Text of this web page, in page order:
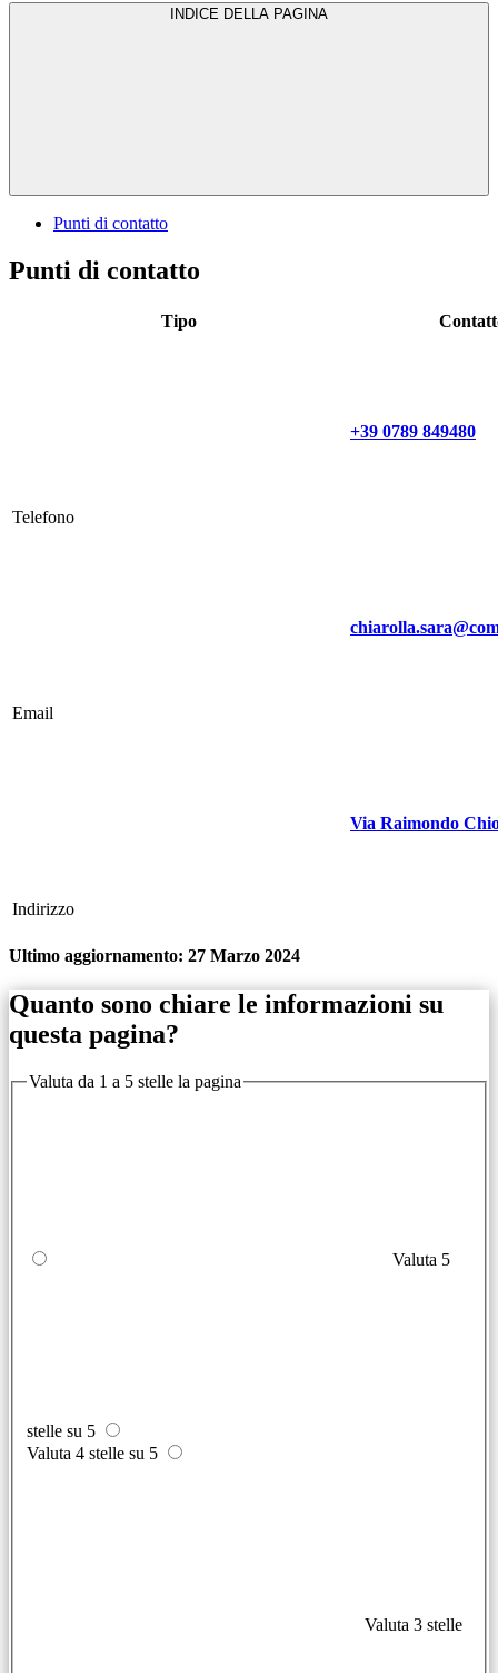
Punti di contatto
Punti di contatto
Tipo
Telefono
+39 0789 849480
Email
Indirizzo
Via Raimondo
Ultimo aggiornamento: 27 Marzo 2024
Quanto sono chiare le informazioni su
questa pagina?
Valuta da 1 a 5 stelle la pagina
Valuta 5
stelle su 5
Valuta 4 stelle su 5
Valuta 3 stelle